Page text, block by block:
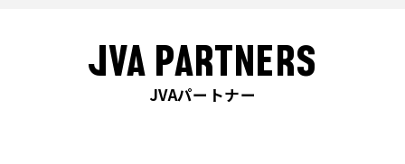
JVA PARTNERS
JVAパートナー